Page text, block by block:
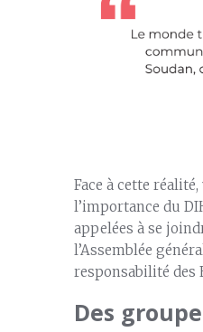
Face à cette réalité,
l’importance du
appelées à se
l’Assemblée
responsabilité des
Des